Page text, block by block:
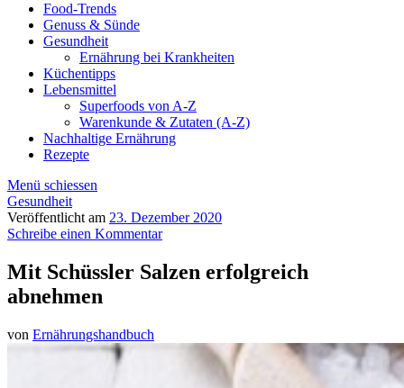
Food-Trends
Genuss & Sünde
Gesundheit
Ernährung bei Krankheiten
Küchentipps
Lebensmittel
Superfoods von A-Z
Warenkunde & Zutaten (A-Z)
Nachhaltige Ernährung
Rezepte
Menü schiessen
Gesundheit
Veröffentlicht am 23. Dezember 2020
Schreibe einen Kommentar
Mit Schüssler Salzen erfolgreich
abnehmen
von Ernährungshandbuch